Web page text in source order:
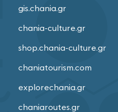
gis.chania.gr
chania-culture.gr
shop.chania-culture.gr
chaniatourism.com
explorechania.gr
chaniaroutes.gr